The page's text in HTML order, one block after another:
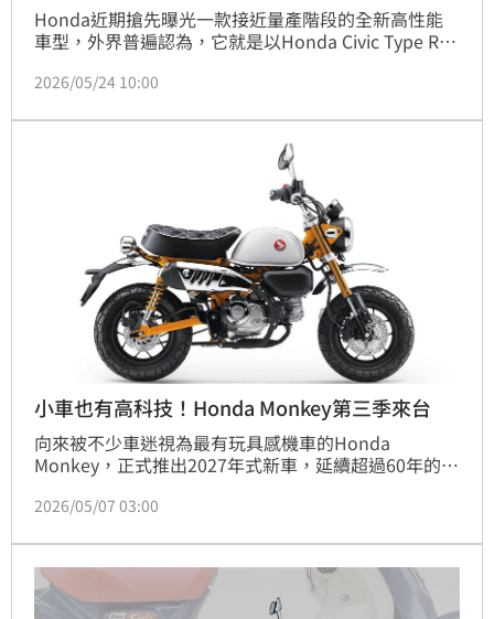
Honda近期搶先曝光一款接近量產階段的全新高性能
車型，外界普遍認為，它就是以Honda Civic Type R為
著迷彩的原型車直接在賽道上進行高強度測試，濃厚戰
2026/05/24 10:00
小車也有高科技！Honda Monkey第三季來台
向來被不少車迷視為最有玩具感機車的Honda
Monkey，正式推出2027年式新車，延續超過60年的經
次新年式除了帶來千禧紅、消光黑與超吸睛的香蕉黃三
售價則維持在16萬元。
2026/05/07 03:00